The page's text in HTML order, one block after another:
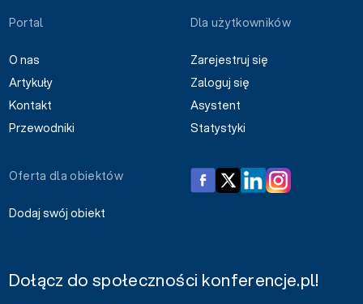
Portal
O nas
Artykuły
Kontakt
Przewodniki
Dla użytkowników
Zarejestruj się
Zaloguj się
Asystent
Statystyki
Oferta dla obiektów
Dodaj swój obiekt
Dołącz do społeczności konferencje.pl!